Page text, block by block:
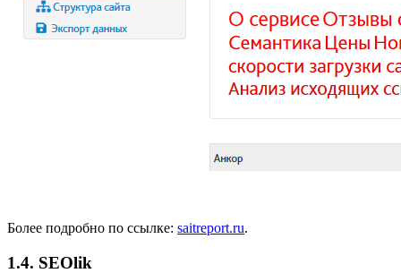
Более подробно по ссылке: saitreport.ru.
1.4. SEOlik